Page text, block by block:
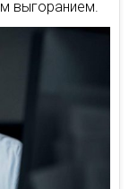
выгоранием.